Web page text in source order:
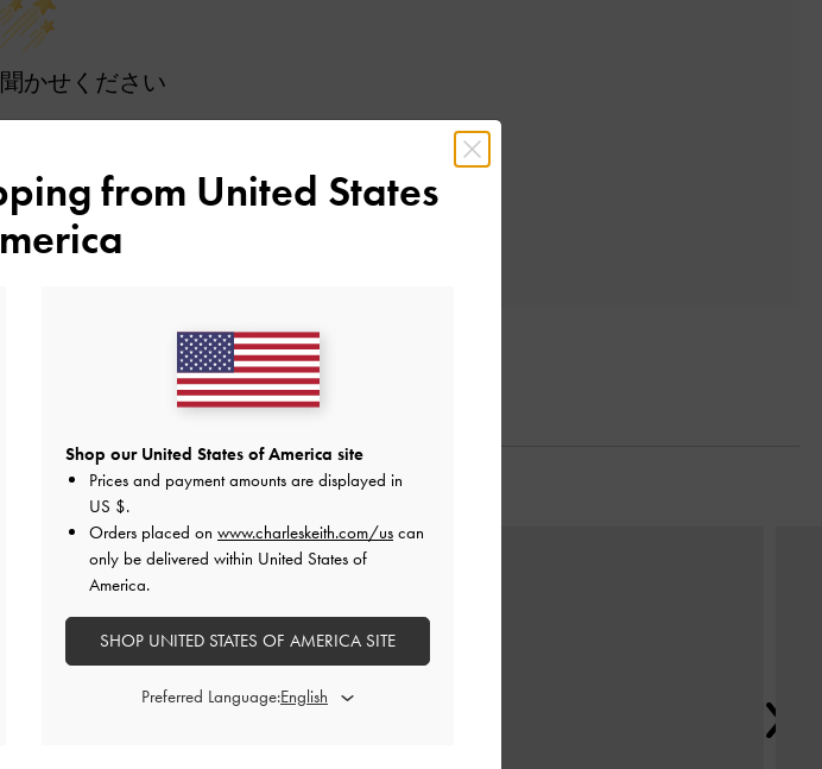
かせください
ーを書く
のアイテム
from United States
Shop our United States of America site
Prices and payment amounts are displayed in
US $.
Orders placed on www.charleskeith.com/us can
only be delivered within United States of
America.
SHOP UNITED STATES OF AMERICA SITE
Preferred Language: